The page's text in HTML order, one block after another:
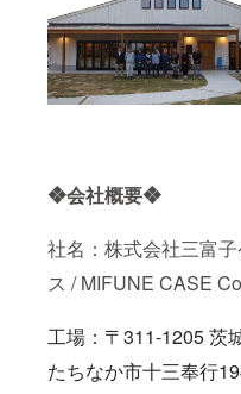
❖会社概要❖
社名：株式会社三富
ス / MIFUNE CASE
工場：〒311-1205 茨
たちなか市十三奉行